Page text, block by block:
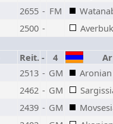
2655 - FM
2500 -
Reit. - 4
2513 - GM
2462 - GM
2439 - GM